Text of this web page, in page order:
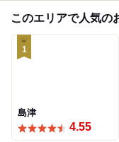
このエリアで人気の
1
島津
4.55